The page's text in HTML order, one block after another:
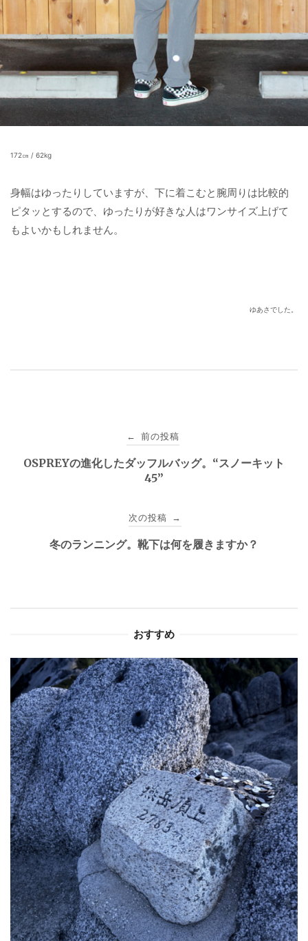
172㎝ / 62kg
身幅はゆったりしていますが、下に着こむと腕周りは比較的
ピタッとするので、ゆったりが好きな人はワンサイズ上げて
もよいかもしれません。
ゆあさでした。
稿
ン
← 前の投稿
OSPREYの進化したダッフルバッグ。“スノーキット
45”
次の投稿 →
冬のランニング。靴下は何を履きますか？
おすすめ